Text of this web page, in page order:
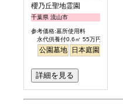
櫻乃丘聖地霊園
千葉県 流山市
参考価格:墓所使用料
永代供養付0.6㎡ 55万円より
公園墓地 日本庭園
詳細を見る